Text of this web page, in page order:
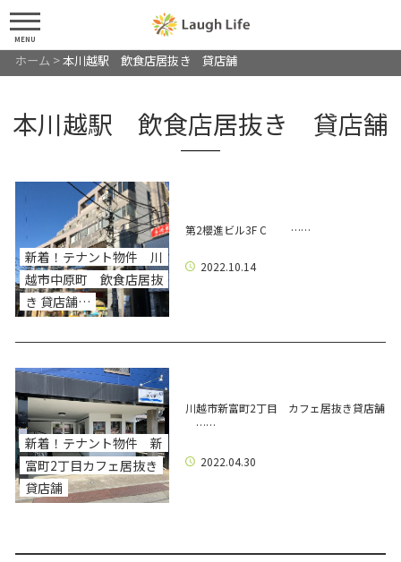
MENU
ホーム >本川越駅 飲食店居抜き 貸店舗
本川越駅 飲食店居抜き 貸店舗
新着！テナント物件 川
越市中原町 飲食店居抜
き 貸店舗…
第2櫻進ビル3F C ……
2022.10.14
新着！テナント物件 新
富町2丁目カフェ居抜き
貸店舗
川越市新富町2丁目 カフェ居抜き貸店舗
……
2022.04.30